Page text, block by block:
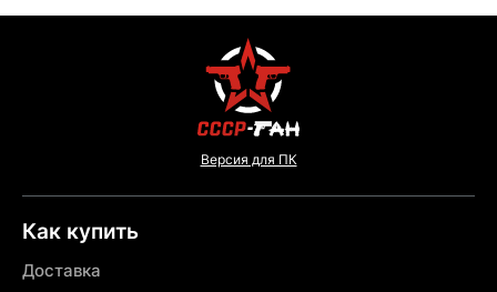
Версия для ПК
Как купить
Доставка